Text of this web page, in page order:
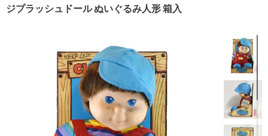
ジプラッシュドール ぬいぐるみ人形 箱入